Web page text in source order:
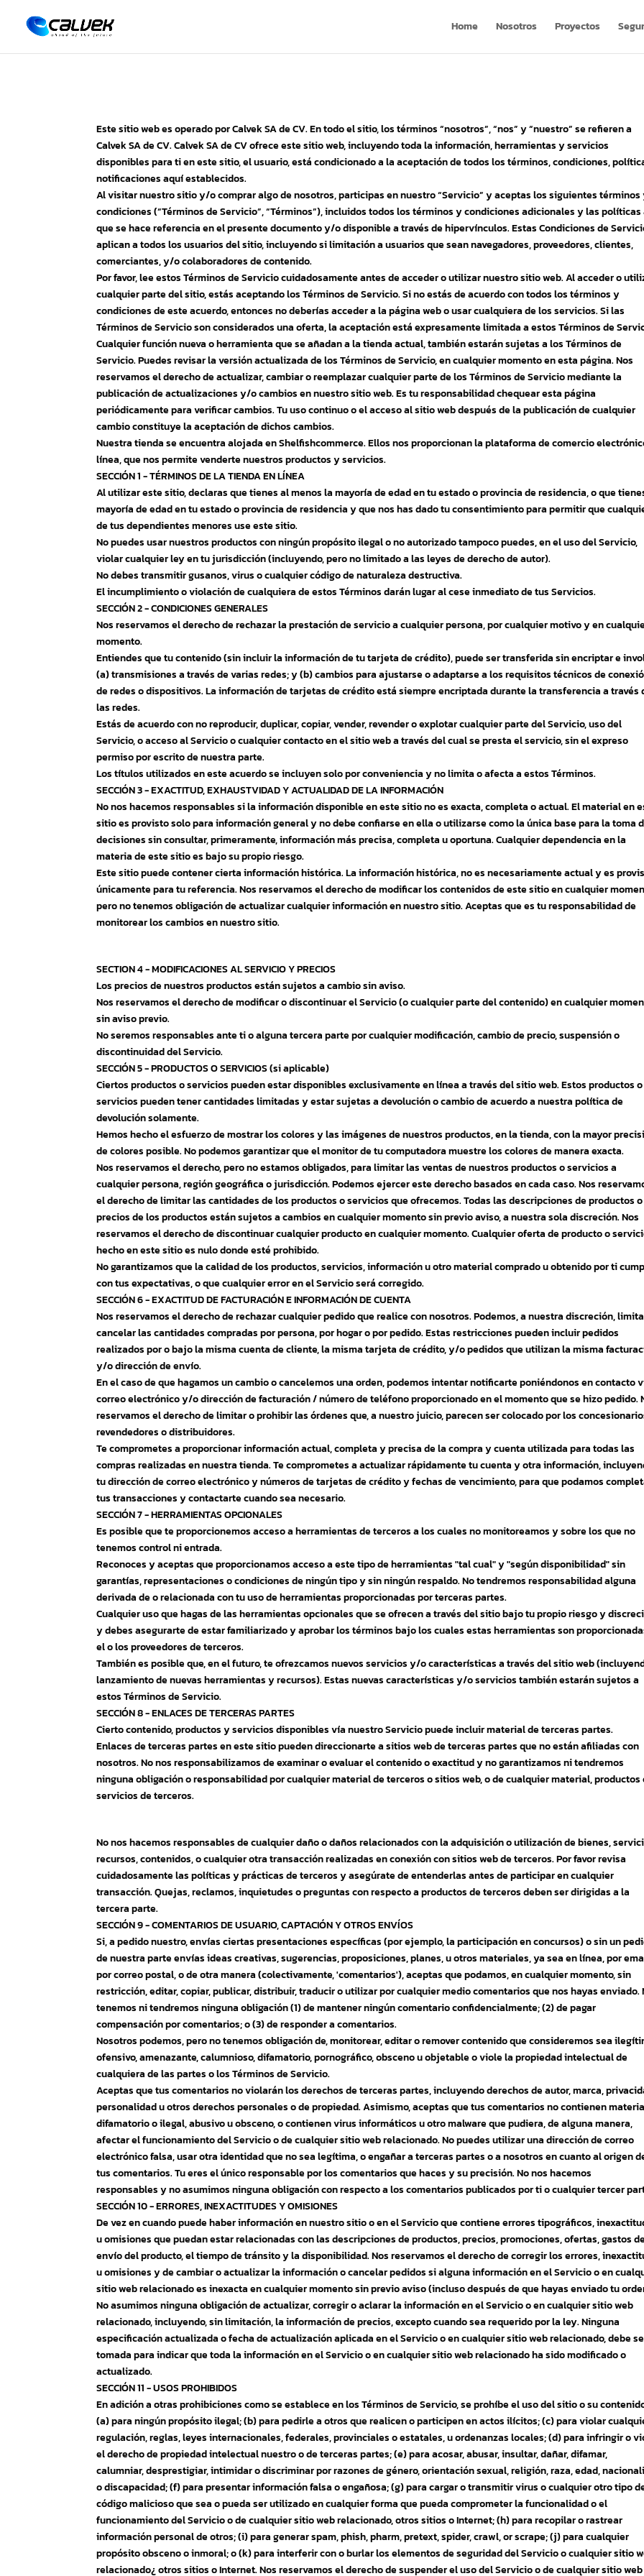
Home Nosotros Proyectos
Este sitio web es operado por Calvek SA de CV. En todo el sitio, los términos “nosotros”, “nos” y “nuestro” se refieren a
Calvek SA de CV. Calvek SA de CV ofrece este sitio web, incluyendo toda la información, herramientas y servicios
disponibles para ti en este sitio, el usuario, está condicionado a la aceptación de todos los términos, condiciones,
notificaciones aquí establecidos.
Al visitar nuestro sitio y/o comprar algo de nosotros, participas en nuestro “Servicio” y aceptas los siguientes términos
condiciones (“Términos de Servicio”, “Términos”), incluidos todos los términos y condiciones adicionales y las políticas
que se hace referencia en el presente documento y/o disponible a través de hipervínculos. Estas Condiciones de
aplican a todos los usuarios del sitio, incluyendo si limitación a usuarios que sean navegadores, proveedores, clientes,
comerciantes, y/o colaboradores de contenido.
Por favor, lee estos Términos de Servicio cuidadosamente antes de acceder o utilizar nuestro sitio web. Al acceder o
cualquier parte del sitio, estás aceptando los Términos de Servicio. Si no estás de acuerdo con todos los términos y
condiciones de este acuerdo, entonces no deberías acceder a la página web o usar cualquiera de los servicios. Si las
Términos de Servicio son considerados una oferta, la aceptación está expresamente limitada a estos Términos de
Cualquier función nueva o herramienta que se añadan a la tienda actual, también estarán sujetas a los Términos de
Servicio. Puedes revisar la versión actualizada de los Términos de Servicio, en cualquier momento en esta página. Nos
reservamos el derecho de actualizar, cambiar o reemplazar cualquier parte de los Términos de Servicio mediante la
publicación de actualizaciones y/o cambios en nuestro sitio web. Es tu responsabilidad chequear esta página
periódicamente para verificar cambios. Tu uso continuo o el acceso al sitio web después de la publicación de cualquier
cambio constituye la aceptación de dichos cambios.
Nuestra tienda se encuentra alojada en Shelfishcommerce. Ellos nos proporcionan la plataforma de comercio
línea, que nos permite venderte nuestros productos y servicios.
SECCIÓN 1 - TÉRMINOS DE LA TIENDA EN LÍNEA
Al utilizar este sitio, declaras que tienes al menos la mayoría de edad en tu estado o provincia de residencia, o que
mayoría de edad en tu estado o provincia de residencia y que nos has dado tu consentimiento para permitir que
de tus dependientes menores use este sitio.
No puedes usar nuestros productos con ningún propósito ilegal o no autorizado tampoco puedes, en el uso del Servicio,
violar cualquier ley en tu jurisdicción (incluyendo, pero no limitado a las leyes de derecho de autor).
No debes transmitir gusanos, virus o cualquier código de naturaleza destructiva.
El incumplimiento o violación de cualquiera de estos Términos darán lugar al cese inmediato de tus Servicios.
SECCIÓN 2 - CONDICIONES GENERALES
Nos reservamos el derecho de rechazar la prestación de servicio a cualquier persona, por cualquier motivo y en
momento.
Entiendes que tu contenido (sin incluir la información de tu tarjeta de crédito), puede ser transferida sin encriptar e
(a) transmisiones a través de varias redes; y (b) cambios para ajustarse o adaptarse a los requisitos técnicos de
de redes o dispositivos. La información de tarjetas de crédito está siempre encriptada durante la transferencia a través
las redes.
Estás de acuerdo con no reproducir, duplicar, copiar, vender, revender o explotar cualquier parte del Servicio, uso del
Servicio, o acceso al Servicio o cualquier contacto en el sitio web a través del cual se presta el servicio, sin el expreso
permiso por escrito de nuestra parte.
Los títulos utilizados en este acuerdo se incluyen solo por conveniencia y no limita o afecta a estos Términos.
SECCIÓN 3 - EXACTITUD, EXHAUSTVIDAD Y ACTUALIDAD DE LA INFORMACIÓN
No nos hacemos responsables si la información disponible en este sitio no es exacta, completa o actual. El material en
sitio es provisto solo para información general y no debe confiarse en ella o utilizarse como la única base para la toma
decisiones sin consultar, primeramente, información más precisa, completa u oportuna. Cualquier dependencia en la
materia de este sitio es bajo su propio riesgo.
Este sitio puede contener cierta información histórica. La información histórica, no es necesariamente actual y es
únicamente para tu referencia. Nos reservamos el derecho de modificar los contenidos de este sitio en cualquier
pero no tenemos obligación de actualizar cualquier información en nuestro sitio. Aceptas que es tu responsabilidad de
monitorear los cambios en nuestro sitio.
SECTION 4 - MODIFICACIONES AL SERVICIO Y PRECIOS
Los precios de nuestros productos están sujetos a cambio sin aviso.
Nos reservamos el derecho de modificar o discontinuar el Servicio (o cualquier parte del contenido) en cualquier
sin aviso previo.
No seremos responsables ante ti o alguna tercera parte por cualquier modificación, cambio de precio, suspensión o
discontinuidad del Servicio.
SECCIÓN 5 - PRODUCTOS O SERVICIOS (si aplicable)
Ciertos productos o servicios pueden estar disponibles exclusivamente en línea a través del sitio web. Estos productos o
servicios pueden tener cantidades limitadas y estar sujetas a devolución o cambio de acuerdo a nuestra política de
devolución solamente.
Hemos hecho el esfuerzo de mostrar los colores y las imágenes de nuestros productos, en la tienda, con la mayor
de colores posible. No podemos garantizar que el monitor de tu computadora muestre los colores de manera exacta.
Nos reservamos el derecho, pero no estamos obligados, para limitar las ventas de nuestros productos o servicios a
cualquier persona, región geográfica o jurisdicción. Podemos ejercer este derecho basados en cada caso. Nos
el derecho de limitar las cantidades de los productos o servicios que ofrecemos. Todas las descripciones de productos o
precios de los productos están sujetos a cambios en cualquier momento sin previo aviso, a nuestra sola discreción. Nos
reservamos el derecho de discontinuar cualquier producto en cualquier momento. Cualquier oferta de producto o
hecho en este sitio es nulo donde esté prohibido.
No garantizamos que la calidad de los productos, servicios, información u otro material comprado u obtenido por ti
con tus expectativas, o que cualquier error en el Servicio será corregido.
SECCIÓN 6 - EXACTITUD DE FACTURACIÓN E INFORMACIÓN DE CUENTA
Nos reservamos el derecho de rechazar cualquier pedido que realice con nosotros. Podemos, a nuestra discreción,
cancelar las cantidades compradas por persona, por hogar o por pedido. Estas restricciones pueden incluir pedidos
realizados por o bajo la misma cuenta de cliente, la misma tarjeta de crédito, y/o pedidos que utilizan la misma
y/o dirección de envío.
En el caso de que hagamos un cambio o cancelemos una orden, podemos intentar notificarte poniéndonos en contacto
correo electrónico y/o dirección de facturación / número de teléfono proporcionado en el momento que se hizo pedido.
reservamos el derecho de limitar o prohibir las órdenes que, a nuestro juicio, parecen ser colocado por los
revendedores o distribuidores.
Te comprometes a proporcionar información actual, completa y precisa de la compra y cuenta utilizada para todas las
compras realizadas en nuestra tienda. Te comprometes a actualizar rápidamente tu cuenta y otra información,
tu dirección de correo electrónico y números de tarjetas de crédito y fechas de vencimiento, para que podamos
tus transacciones y contactarte cuando sea necesario.
SECCIÓN 7 - HERRAMIENTAS OPCIONALES
Es posible que te proporcionemos acceso a herramientas de terceros a los cuales no monitoreamos y sobre los que no
tenemos control ni entrada.
Reconoces y aceptas que proporcionamos acceso a este tipo de herramientas "tal cual" y "según disponibilidad" sin
garantías, representaciones o condiciones de ningún tipo y sin ningún respaldo. No tendremos responsabilidad alguna
derivada de o relacionada con tu uso de herramientas proporcionadas por terceras partes.
Cualquier uso que hagas de las herramientas opcionales que se ofrecen a través del sitio bajo tu propio riesgo y
y debes asegurarte de estar familiarizado y aprobar los términos bajo los cuales estas herramientas son
el o los proveedores de terceros.
También es posible que, en el futuro, te ofrezcamos nuevos servicios y/o características a través del sitio web
lanzamiento de nuevas herramientas y recursos). Estas nuevas características y/o servicios también estarán sujetos a
estos Términos de Servicio.
SECCIÓN 8 - ENLACES DE TERCERAS PARTES
Cierto contenido, productos y servicios disponibles vía nuestro Servicio puede incluir material de terceras partes.
Enlaces de terceras partes en este sitio pueden direccionarte a sitios web de terceras partes que no están afiliadas con
nosotros. No nos responsabilizamos de examinar o evaluar el contenido o exactitud y no garantizamos ni tendremos
ninguna obligación o responsabilidad por cualquier material de terceros o sitios web, o de cualquier material, productos
servicios de terceros.
No nos hacemos responsables de cualquier daño o daños relacionados con la adquisición o utilización de bienes,
recursos, contenidos, o cualquier otra transacción realizadas en conexión con sitios web de terceros. Por favor revisa
cuidadosamente las políticas y prácticas de terceros y asegúrate de entenderlas antes de participar en cualquier
transacción. Quejas, reclamos, inquietudes o preguntas con respecto a productos de terceros deben ser dirigidas a la
tercera parte.
SECCIÓN 9 - COMENTARIOS DE USUARIO, CAPTACIÓN Y OTROS ENVÍOS
Si, a pedido nuestro, envías ciertas presentaciones específicas (por ejemplo, la participación en concursos) o sin un
de nuestra parte envías ideas creativas, sugerencias, proposiciones, planes, u otros materiales, ya sea en línea, por
por correo postal, o de otra manera (colectivamente, 'comentarios'), aceptas que podamos, en cualquier momento, sin
restricción, editar, copiar, publicar, distribuir, traducir o utilizar por cualquier medio comentarios que nos hayas enviado.
tenemos ni tendremos ninguna obligación (1) de mantener ningún comentario confidencialmente; (2) de pagar
compensación por comentarios; o (3) de responder a comentarios.
Nosotros podemos, pero no tenemos obligación de, monitorear, editar o remover contenido que consideremos sea
ofensivo, amenazante, calumnioso, difamatorio, pornográfico, obsceno u objetable o viole la propiedad intelectual de
cualquiera de las partes o los Términos de Servicio.
Aceptas que tus comentarios no violarán los derechos de terceras partes, incluyendo derechos de autor, marca,
personalidad u otros derechos personales o de propiedad. Asimismo, aceptas que tus comentarios no contienen
difamatorio o ilegal, abusivo u obsceno, o contienen virus informáticos u otro malware que pudiera, de alguna manera,
afectar el funcionamiento del Servicio o de cualquier sitio web relacionado. No puedes utilizar una dirección de correo
electrónico falsa, usar otra identidad que no sea legítima, o engañar a terceras partes o a nosotros en cuanto al origen
tus comentarios. Tu eres el único responsable por los comentarios que haces y su precisión. No nos hacemos
responsables y no asumimos ninguna obligación con respecto a los comentarios publicados por ti o cualquier tercer
SECCIÓN 10 - ERRORES, INEXACTITUDES Y OMISIONES
De vez en cuando puede haber información en nuestro sitio o en el Servicio que contiene errores tipográficos,
u omisiones que puedan estar relacionadas con las descripciones de productos, precios, promociones, ofertas, gastos de
envío del producto, el tiempo de tránsito y la disponibilidad. Nos reservamos el derecho de corregir los errores,
u omisiones y de cambiar o actualizar la información o cancelar pedidos si alguna información en el Servicio o en
sitio web relacionado es inexacta en cualquier momento sin previo aviso (incluso después de que hayas enviado tu
No asumimos ninguna obligación de actualizar, corregir o aclarar la información en el Servicio o en cualquier sitio web
relacionado, incluyendo, sin limitación, la información de precios, excepto cuando sea requerido por la ley. Ninguna
especificación actualizada o fecha de actualización aplicada en el Servicio o en cualquier sitio web relacionado, debe
tomada para indicar que toda la información en el Servicio o en cualquier sitio web relacionado ha sido modificado o
actualizado.
SECCIÓN 11 - USOS PROHIBIDOS
En adición a otras prohibiciones como se establece en los Términos de Servicio, se prohíbe el uso del sitio o su
(a) para ningún propósito ilegal; (b) para pedirle a otros que realicen o participen en actos ilícitos; (c) para violar
regulación, reglas, leyes internacionales, federales, provinciales o estatales, u ordenanzas locales; (d) para infringir o
el derecho de propiedad intelectual nuestro o de terceras partes; (e) para acosar, abusar, insultar, dañar, difamar,
calumniar, desprestigiar, intimidar o discriminar por razones de género, orientación sexual, religión, raza, edad,
o discapacidad; (f) para presentar información falsa o engañosa; (g) para cargar o transmitir virus o cualquier otro tipo
código malicioso que sea o pueda ser utilizado en cualquier forma que pueda comprometer la funcionalidad o el
funcionamiento del Servicio o de cualquier sitio web relacionado, otros sitios o Internet; (h) para recopilar o rastrear
información personal de otros; (i) para generar spam, phish, pharm, pretext, spider, crawl, or scrape; (j) para cualquier
propósito obsceno o inmoral; o (k) para interferir con o burlar los elementos de seguridad del Servicio o cualquier sitio
relacionado¿ otros sitios o Internet. Nos reservamos el derecho de suspender el uso del Servicio o de cualquier sitio web